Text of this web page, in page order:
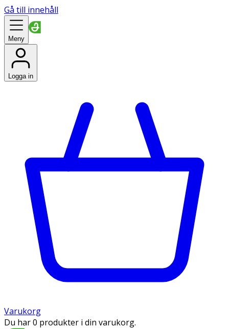
Gå till innehåll
Meny
Logga in
Varukorg
Du har 0 produkter i din varukorg.